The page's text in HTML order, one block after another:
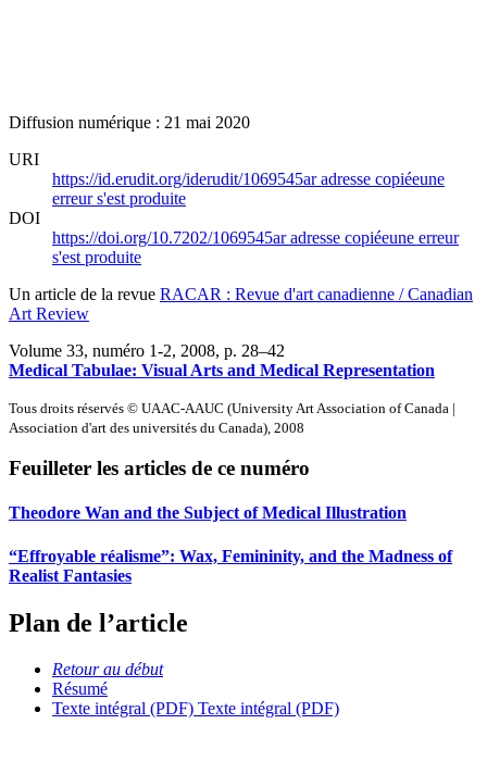
Diffusion numérique : 21 mai 2020
URI
https://id.erudit.org/iderudit/1069545aradresse copiéeune
erreur s'est produite
DOI
https://doi.org/10.7202/1069545aradresse copiéeune erreur
s'est produite
Un article de la revue RACAR : Revue d'art canadienne / Canadian
Art Review
Volume 33, numéro 1-2, 2008, p. 28–42
Medical Tabulae: Visual Arts and Medical Representation
Tous droits réservés © UAAC-AAUC (University Art Association of Canada |
Association d'art des universités du Canada), 2008
Feuilleter les articles de ce numéro
Theodore Wan and the Subject of Medical Illustration
“Effroyable réalisme”: Wax, Femininity, and the Madness of
Realist Fantasies
Plan de l’article
Retour au début
Résumé
Texte intégral (PDF) Texte intégral (PDF)